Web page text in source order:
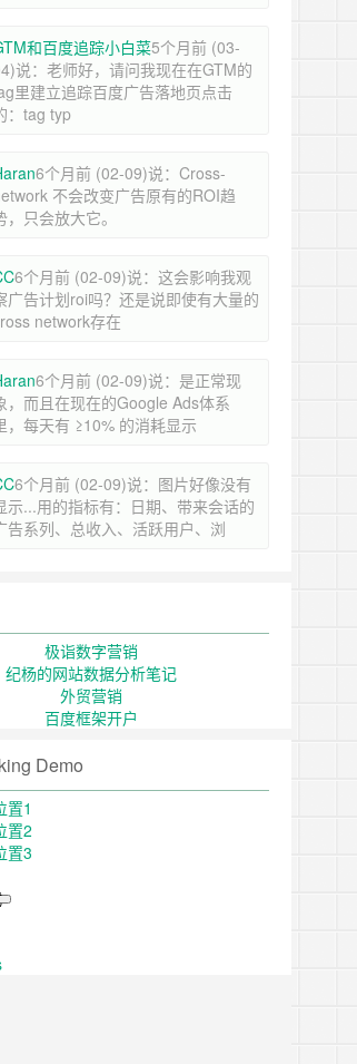
和百度追踪小白菜5个月前 (03-
说：老师好，请问我现在在GTM的
里建立追踪百度广告落地页点击
：tag typ
6个月前 (02-09)说：Cross-
不会改变广告原有的ROI趋
，只会放大它。
6个月前 (02-09)说：这会影响我观
广告计划roi吗？还是说即使有大量的
network存在
6个月前 (02-09)说：是正常现
，而且在现在的Google Ads体系
，每天有 ≥10% 的消耗显示
6个月前 (02-09)说：图片好像没有
示...用的指标有：日期、带来会话的
告系列、总收入、活跃用户、浏
极诣数字营销
纪杨的网站数据分析笔记
外贸营销
百度框架开户
Demo
置1
置2
置3